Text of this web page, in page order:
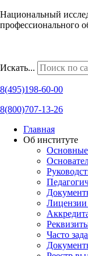
Национальный
профессионального
Искать...
8(495)198-60-00
8(800)707-13-26
Главная
Об институте
Основные
Лицензии
Часто